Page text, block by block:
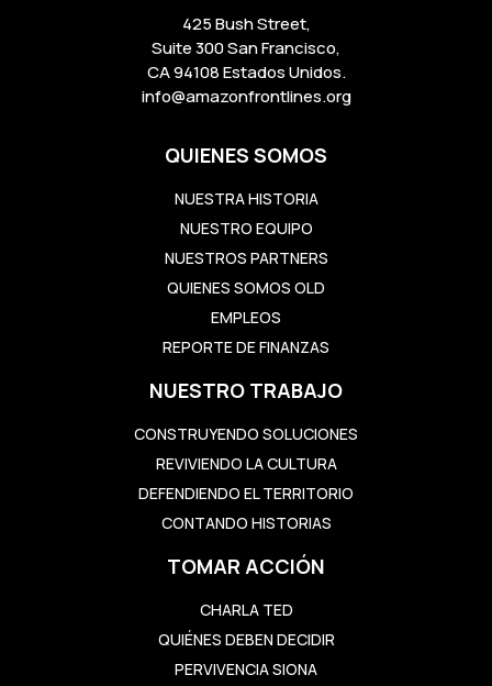
425 Bush Street,
Suite 300 San Francisco,
CA 94108 Estados Unidos.
info@amazonfrontlines.org
QUIENES SOMOS
NUESTRA HISTORIA
NUESTRO EQUIPO
NUESTROS PARTNERS
QUIENES SOMOS OLD
EMPLEOS
REPORTE DE FINANZAS
NUESTRO TRABAJO
CONSTRUYENDO SOLUCIONES
REVIVIENDO LA CULTURA
DEFENDIENDO EL TERRITORIO
CONTANDO HISTORIAS
TOMAR ACCIÓN
CHARLA TED
QUIÉNES DEBEN DECIDIR
PERVIVENCIA SIONA